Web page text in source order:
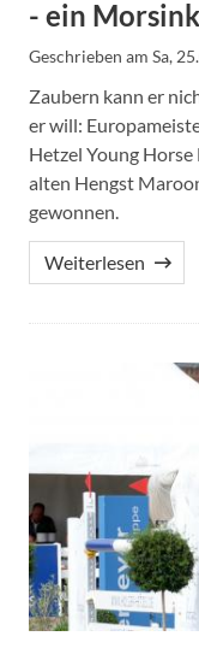
- ein
Geschrieben am Sa,
Zaubern kann er
er will:
Hetzel Young
alten Hengst
gewonnen.
Weiterlesen